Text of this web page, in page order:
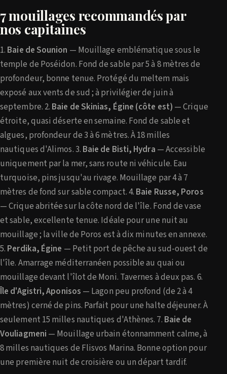
7 mouillages recommandés par
nos capitaines
1. Baie de Sounion — Mouillage emblématique sous le
temple de Poséidon. Fond de sable par 5 à 8 mètres de
profondeur, bonne tenue. Protégé du meltem mais
exposé aux vents de sud ; à privilégier de juin à
septembre. 2. Baie de Skinias, Égine (côte est) — Crique
étroite, quasi déserte en semaine. Fond de sable et
algues, profondeur de 3 à 6 mètres. À 18 milles
nautiques d'Alimos. 3. Baie de Bisti, Hydra — Accessible
uniquement par la mer, sans route ni véhicule. Eau
turquoise, pins jusqu'au rivage. Mouillage par 4 à 7
mètres de fond sur sable compact. 4. Baie Russe, Poros
— Crique abritée sur la côte nord de l'île. Fond de vase
et sable, excellente tenue. Idéale pour une nuit au
mouillage ; la ville de Poros est à dix minutes en annexe.
5. Perdika, Égine — Petit port de pêche au sud-ouest de
l'île. Amarrage méditerranéen possible au quai ou
mouillage devant l'îlot de Moni. Tavernes à deux pas. 6.
Île d'Agistri, Aponisos — Lagon peu profond (de 2 à 4
mètres) cerné de pins. Parfait pour une halte déjeuner. À
seulement 15 milles nautiques d'Athènes. 7. Baie de
Vouliagmeni — Mouillage urbain étonnamment calme, à
8 milles nautiques de Flisvos Marina. Bonne option pour
une première nuit de croisière ou un départ tardif.